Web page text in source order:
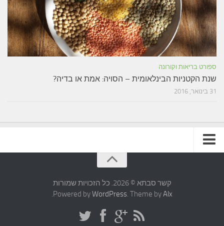
ספורט בריאות וקורונה
שנת הקטניות הבינלאומית – הסויה: אמת או בדיה?
31 בינואר, 2016
קשר סבתא © 2026. כל הזכויות שמורות
Powered byWordPress. Theme byAlx
.